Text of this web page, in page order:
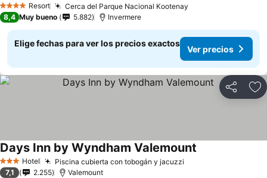
4 EstrellasResort Cerca del Parque Nacional Kootenay
8,4 Muy bueno 5.882 Invermere
Elige fechas para ver los precios exactos
Ver precios
Compartir
3 Estrellas
Hotel Piscina cubierta con tobogán y jacuzzi
Days Inn by Wyndham Valemount
7,1 2.255 Valemount